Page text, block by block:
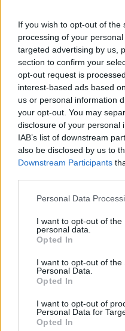
If you wish to opt-out of
processing of your
targeted advertising by us,
section to confirm your
opt-out request is
interest-based ads based
us or personal information
your opt-out. You may
disclosure of your personal
IAB’s list of downstream
also be disclosed by us to
Downstream Participants
Personal Data
I want to opt-out of the
personal data.
Opted In
I want to opt-out of the
Personal Data.
Opted In
I want to opt-out of
Personal Data for
Opted In
Χωρίς
αίτημα του Δήμου
παραχώρηση
Νικολάου
Να εξεταστεί η
εργαζόμενοί της, ζήτησε
με τον δήμαρχο
που ήδη έχει γίνει αλλά
Κατηγορία Τοπική Επικαιρότητα